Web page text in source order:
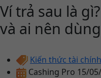
Ví trả sau là
và ai nên
Kiến thức tài chính
Cashing Pro 15/